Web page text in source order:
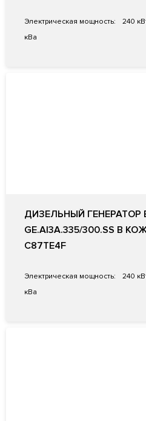
Электрическая мощность:
240
кВа
ДИЗЕЛЬНЫЙ ГЕНЕРАТОР
GE.AI3A.335/300.SS В
C87TE4F
Электрическая мощность:
240
кВа